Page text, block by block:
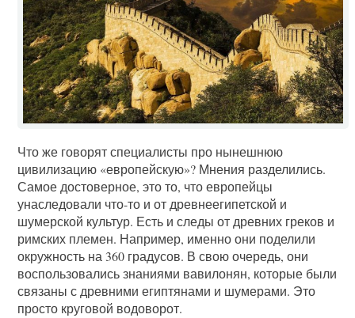
Что же говорят специалисты про нынешнюю
цивилизацию «европейскую»? Мнения разделились.
Самое достоверное, это то, что европейцы
унаследовали что-то и от древнеегипетской и
шумерской культур. Есть и следы от древних греков и
римских племен. Например, именно они поделили
окружность на 360 градусов. В свою очередь, они
воспользовались знаниями вавилонян, которые были
связаны с древними египтянами и шумерами. Это
просто круговой водоворот.